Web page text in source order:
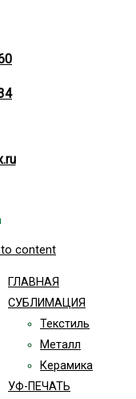
to content
ГЛАВНАЯ
СУБЛИМАЦИЯ
Текстиль
Металл
Керамика
УФ-ПЕЧАТЬ